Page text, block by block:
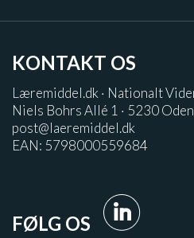
KONTAKT OS
Læremiddel.dk · Nationalt
Niels Bohrs Allé 1 · 5230
post@laeremiddel.dk
EAN: 5798000559684
FØLG OS